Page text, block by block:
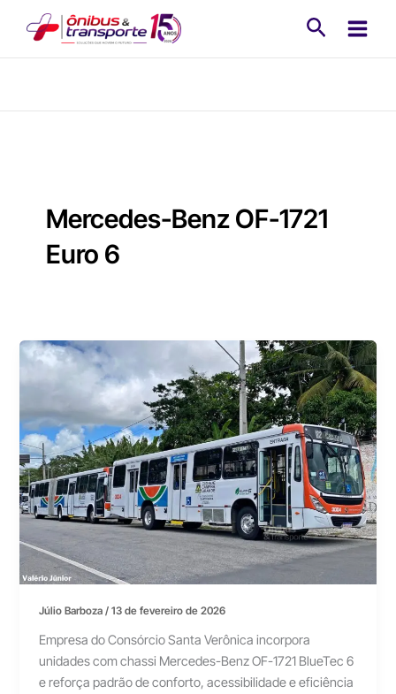
Mercedes-Benz OF-1721
Euro 6
Júlio Barboza/13 de fevereiro de 2026
Empresa do Consórcio Santa Verônica incorpora
unidades com chassi Mercedes-Benz OF-1721 BlueTec 6
e reforça padrão de conforto, acessibilidade e eficiência